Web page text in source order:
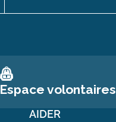
Espace volontaires
AIDER